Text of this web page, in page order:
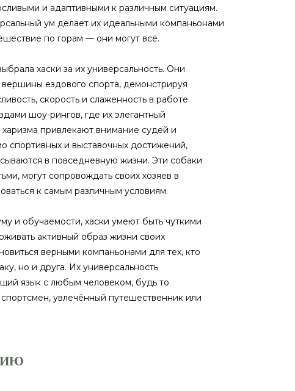
и адаптивными к различным ситуациям.
ум делает их идеальными компаньонами
по горам — они могут всё.
хаски за их универсальность. Они
ездового спорта, демонстрируя
скорость и слаженность в работе.
шоу-рингов, где их элегантный
харизма привлекают внимание судей и
спортивных и выставочных достижений,
в повседневную жизни. Эти собаки
могут сопровождать своих хозяев в
к самым различным условиям.
и обучаемости, хаски умеют быть чуткими
активный образ жизни своих
верными компаньонами для тех, кто
но и друга. Их универсальность
язык с любым человеком, будь то
увлечённый путешественник или